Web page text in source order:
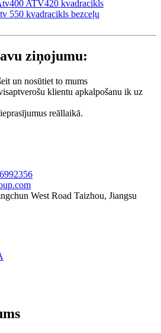
ATV420 kvadracikls
550 kvadracikls bezceļu
ziņojumu:
un nosūtiet to mums
klientu apkalpošanu ik uz
reāllaikā.
West Road Taizhou, Jiangsu